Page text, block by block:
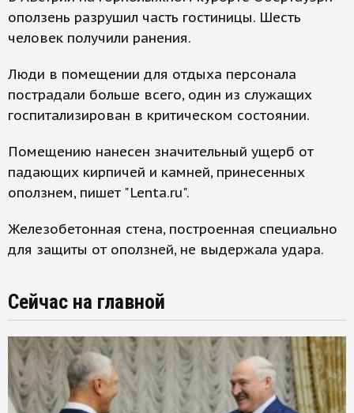
оползень разрушил часть гостиницы. Шесть
человек получили ранения.
Люди в помещении для отдыха персонала
пострадали больше всего, один из служащих
госпитализирован в критическом состоянии.
Помещению нанесен значительный ущерб от
падающих кирпичей и камней, принесенных
оползнем, пишет "Lenta.ru".
Железобетонная стена, построенная специально
для защиты от оползней, не выдержала удара.
Сейчас на главной